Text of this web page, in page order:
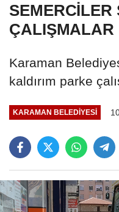
SEMERCİLER
ÇALIŞMALAR
Karaman
kaldırım parke
KARAMAN BELEDIYESI